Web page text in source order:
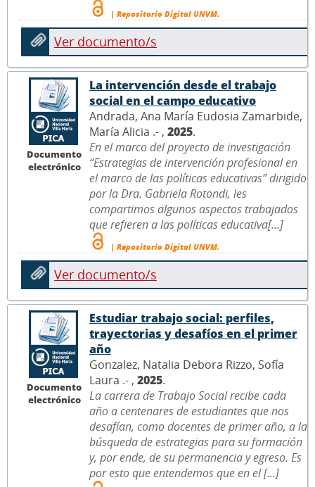
| Repositorio Digital UNVM.
Ver documento/s
Documento
electrónico
La intervención desde el trabajo
social en el campo educativo
Andrada, Ana María Eudosia Zamarbide,
María Alicia .- , 2025.
En el marco del proyecto de investigación
“Estrategias de intervención profesional en
el marco de las políticas educativas” dirigido
por la Dra. Gabriela Rotondi, les
compartimos algunos aspectos trabajados
que refieren a las políticas educativa[...]
| Repositorio Digital UNVM.
Ver documento/s
Documento
electrónico
Estudiar trabajo social: perfiles,
trayectorias y desafíos en el primer
año
Gonzalez, Natalia Debora Rizzo, Sofía
Laura .- , 2025.
La carrera de Trabajo Social recibe cada
año a centenares de estudiantes que nos
desafían, como docentes de primer año, a la
búsqueda de estrategias para su formación
y, por ende, de su permanencia y egreso. Es
por esto que entendemos que en el [...]